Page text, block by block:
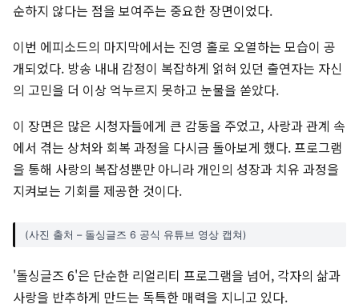
순하지 않다는 점을 보여주는 중요한 장면이었다.
이번 에피소드의 마지막에서는 진영 홀로 오열하는 모습이 공
개되었다. 방송 내내 감정이 복잡하게 얽혀 있던 출연자는 자신
의 고민을 더 이상 억누르지 못하고 눈물을 쏟았다.
이 장면은 많은 시청자들에게 큰 감동을 주었고, 사랑과 관계 속
에서 겪는 상처와 회복 과정을 다시금 돌아보게 했다. 프로그램
을 통해 사랑의 복잡성뿐만 아니라 개인의 성장과 치유 과정을
지켜보는 기회를 제공한 것이다.
(사진 출처 – 돌싱글즈 6 공식 유튜브 영상 캡쳐)
'돌싱글즈 6'은 단순한 리얼리티 프로그램을 넘어, 각자의 삶과
사랑을 반추하게 만드는 독특한 매력을 지니고 있다.